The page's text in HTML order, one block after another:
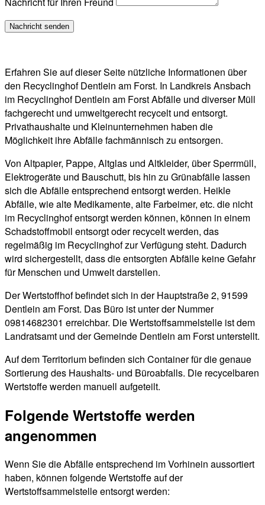
Erfahren Sie auf dieser Seite nützliche Informationen über
den Recyclinghof Dentlein am Forst. In Landkreis Ansbach
im Recyclinghof Dentlein am Forst Abfälle und diverser Müll
fachgerecht und umweltgerecht recycelt und entsorgt.
Privathaushalte und Kleinunternehmen haben die
Möglichkeit ihre Abfälle fachmännisch zu entsorgen.
Von Altpapier, Pappe, Altglas und Altkleider, über Sperrmüll,
Elektrogeräte und Bauschutt, bis hin zu Grünabfälle lassen
sich die Abfälle entsprechend entsorgt werden. Heikle
Abfälle, wie alte Medikamente, alte Farbeimer, etc. die nicht
im Recyclinghof entsorgt werden können, können in einem
Schadstoffmobil entsorgt oder recycelt werden, das
regelmäßig im Recyclinghof zur Verfügung steht. Dadurch
wird sichergestellt, dass die entsorgten Abfälle keine Gefahr
für Menschen und Umwelt darstellen.
Der Wertstoffhof befindet sich in der Hauptstraße 2, 91599
Dentlein am Forst. Das Büro ist unter der Nummer
09814682301 erreichbar. Die Wertstoffsammelstelle ist dem
Landratsamt und der Gemeinde Dentlein am Forst unterstellt.
Auf dem Territorium befinden sich Container für die genaue
Sortierung des Haushalts- und Büroabfalls. Die recycelbaren
Wertstoffe werden manuell aufgeteilt.
Folgende Wertstoffe werden
angenommen
Wenn Sie die Abfälle entsprechend im Vorhinein aussortiert
haben, können folgende Wertstoffe auf der
Wertstoffsammelstelle entsorgt werden: